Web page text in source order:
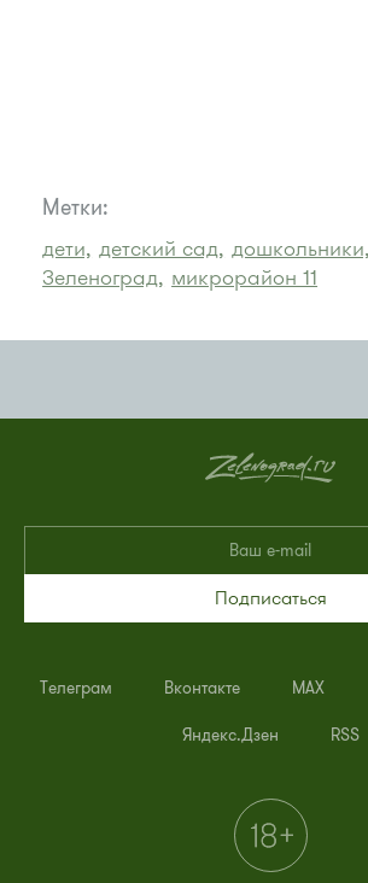
Метки:
дети, детский сад, дошкольники,
Зеленоград, микрорайон 11
Подписаться
Телеграм Вконтакте MAX
Яндекс.Дзен RSS